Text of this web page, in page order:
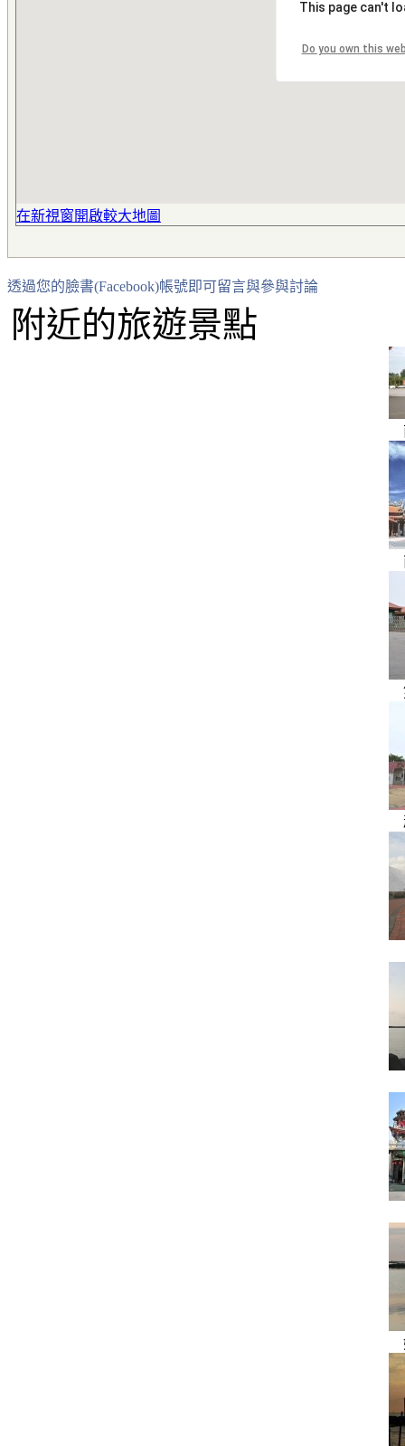
This page can't
Do you own this
在新視窗開啟較大地圖
透過您的臉書(Facebook)帳號即可留言與參與討論
附近的旅遊景點